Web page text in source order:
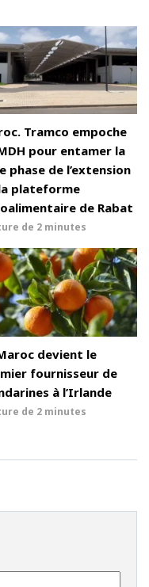
Tramco empoche
pour entamer la
phase de l’extension
plateforme
de Rabat
de 2 minutes
devient le
fournisseur de
à l’Irlande
de 2 minutes